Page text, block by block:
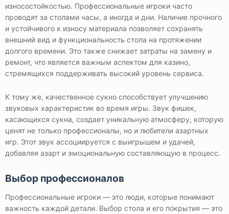
износостойкостью. Профессиональные игроки часто
проводят за столами часы, а иногда и дни. Наличие прочного
и устойчивого к износу материала позволяет сохранять
внешний вид и функциональность стола на протяжении
долгого времени. Это также снижает затраты на замену и
ремонт, что является важным аспектом для казино,
стремящихся поддерживать высокий уровень сервиса.
К тому же, качественное сукно способствует улучшению
звуковых характеристик во время игры. Звук фишек,
касающихся сукна, создает уникальную атмосферу, которую
ценят не только профессионалы, но и любители азартных
игр. Этот звук ассоциируется с выигрышем и удачей,
добавляя азарт и эмоциональную составляющую в процесс.
Выбор профессионалов
Профессиональные игроки — это люди, которые понимают
важность каждой детали. Выбор стола и его покрытия — это